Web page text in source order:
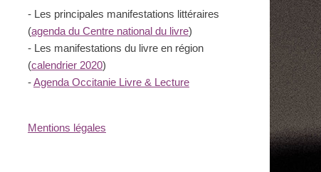
- Les principales manifestations littéraires
(agenda du Centre national du livre)
- Les manifestations du livre en région
(calendrier 2020)
-Agenda Occitanie Livre & Lecture
Mentions légales